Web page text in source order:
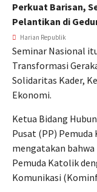
Perkuat Barisan,
Pelantikan di
Harian Republik
Seminar Nasional
Transformasi
Solidaritas Kader,
Ekonomi.
Ketua Bidang
Pusat (PP)
mengatakan
Pemuda Katolik
Komunikasi